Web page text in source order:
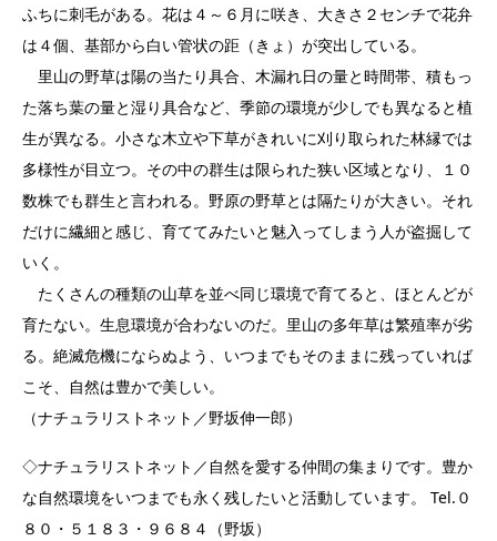
ふちに刺毛がある。花は４～６月に咲き、大きさ２センチで花弁
は４個、基部から白い管状の距（きょ）が突出している。
里山の野草は陽の当たり具合、木漏れ日の量と時間帯、積もっ
た落ち葉の量と湿り具合など、季節の環境が少しでも異なると植
生が異なる。小さな木立や下草がきれいに刈り取られた林縁では
多様性が目立つ。その中の群生は限られた狭い区域となり、１０
数株でも群生と言われる。野原の野草とは隔たりが大きい。それ
だけに繊細と感じ、育ててみたいと魅入ってしまう人が盗掘して
いく。
たくさんの種類の山草を並べ同じ環境で育てると、ほとんどが
育たない。生息環境が合わないのだ。里山の多年草は繁殖率が劣
る。絶滅危機にならぬよう、いつまでもそのままに残っていれば
こそ、自然は豊かで美しい。
（ナチュラリストネット／野坂伸一郎）
◇ナチュラリストネット／自然を愛する仲間の集まりです。豊か
な自然環境をいつまでも永く残したいと活動しています。 Tel.０
８０・５１８３・９６８４（野坂）